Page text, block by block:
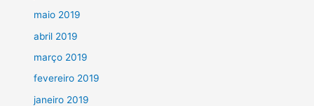
maio 2019
abril 2019
março 2019
fevereiro 2019
janeiro 2019